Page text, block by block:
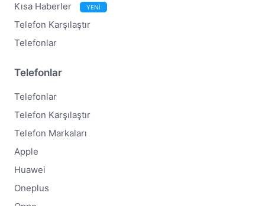
Kısa Haberler
YENİ
Telefon Karşılaştır
Telefonlar
Telefonlar
Telefonlar
Telefon Karşılaştır
Telefon Markaları
Apple
Huawei
Oneplus